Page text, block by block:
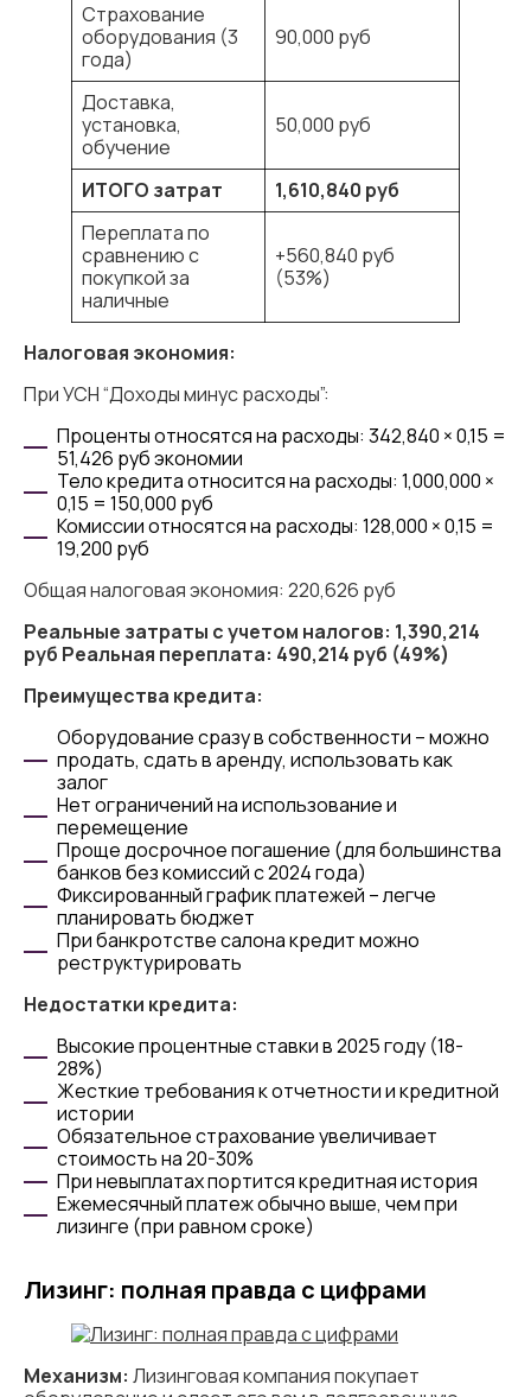
Страхование
оборудования (3
года)
90,000 руб
Доставка,
установка,
обучение
50,000 руб
ИТОГО затрат 1,610,840 руб
Переплата по
сравнению с
покупкой за
наличные
+560,840 руб
(53%)
Налоговая экономия:
При УСН “Доходы минус расходы”:
Проценты относятся на расходы: 342,840 × 0,15 =
51,426 руб экономии
Тело кредита относится на расходы: 1,000,000 ×
0,15 = 150,000 руб
Комиссии относятся на расходы: 128,000 × 0,15 =
19,200 руб
Общая налоговая экономия: 220,626 руб
Реальные затраты с учетом налогов: 1,390,214
руб Реальная переплата: 490,214 руб (49%)
Преимущества кредита:
Оборудование сразу в собственности – можно
продать, сдать в аренду, использовать как
залог
Нет ограничений на использование и
перемещение
Проще досрочное погашение (для большинства
банков без комиссий с 2024 года)
Фиксированный график платежей – легче
планировать бюджет
При банкротстве салона кредит можно
реструктурировать
Недостатки кредита:
Высокие процентные ставки в 2025 году (18-
28%)
Жесткие требования к отчетности и кредитной
истории
Обязательное страхование увеличивает
стоимость на 20-30%
При невыплатах портится кредитная история
Ежемесячный платеж обычно выше, чем при
лизинге (при равном сроке)
Лизинг: полная правда с цифрами
Механизм: Лизинговая компания покупает